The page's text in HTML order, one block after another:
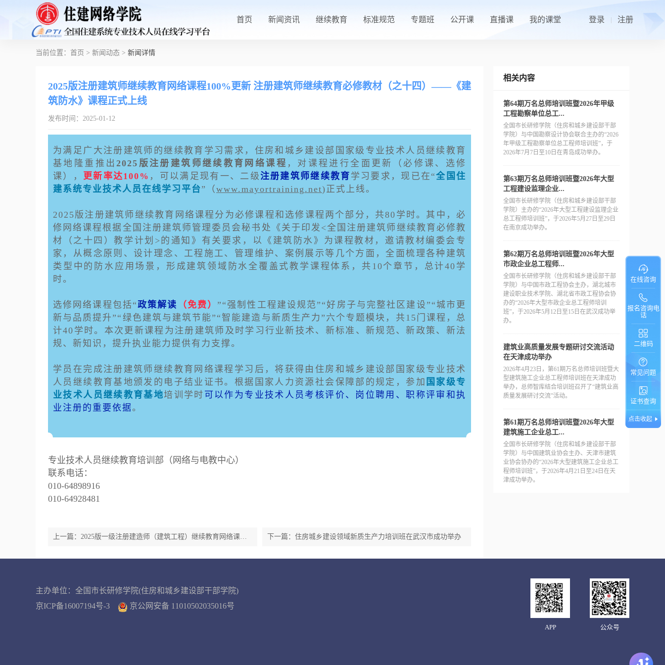
登录 注册
首页 新闻资讯 继续教育 标准规范 专题班 公开课 直播课 我的课堂
当前位置： 首页 > 新闻动态 > 新闻详情
2025版注册建筑师继续教育网络课程100%更新 注册建筑师继续教育必修教材（之十四）——《建
筑防水》课程正式上线
发布时间： 2025-01-12
为满足广大注册建筑师的继续教育学习需求，住房和城乡建设部国家级专业技术人员继续教育
基地隆重推出2025版注册建筑师继续教育网络课程 ，对课程进行全面更新（必修课、选修
课）， 更新率达100% ，可以满足现有一、二级注册建筑师继续教育 学习要求，现已在“全国住
建系统专业技术人员在线学习平台”（ www.mayortraining.net)正式上线。
2025版注册建筑师继续教育网络课程分为必修课程和选修课程两个部分，共80学时。其中，必
修网络课程根据全国注册建筑师管理委员会秘书处《关于印发<全国注册建筑师继续教育必修教
材（之十四）教学计划>的通知》有关要求，以《建筑防水》为课程教材，邀请教材编委会专
家，从概念原则、设计理念、工程施工、管理维护、案例展示等几个方面，全面梳理各种建筑
类型中的防水应用场景，形成建筑领域防水全覆盖式教学课程体系，共10个章节，总计40学
时。
选修网络课程包括“政策解读 （免费） ”“强制性工程建设规范”“好房子与完整社区建设”“城市更
新与品质提升”“绿色建筑与建筑节能”“智能建造与新质生产力”六个专题模块，共15门课程，总
计40学时。本次更新课程为注册建筑师及时学习行业新技术、新标准、新规范、新政策、新法
规、新知识，提升执业能力提供有力支撑。
学员在完成注册建筑师继续教育网络课程学习后，将获得由住房和城乡建设部国家级专业技术
人员继续教育基地颁发的电子结业证书。根据国家人力资源社会保障部的规定，参加 国家级专
业技术人员继续教育基地培训学时 可以作为专业技术人员考核评价、岗位聘用、职称评审和执
业注册的重要依据。
专业技术人员继续教育培训部（网络与电教中心）
联系电话：
010-64898916
010-64928481
上一篇：2025版一级注册建造师（建筑工程）继续教育网络课 下一篇：住房城乡建设领域新质生产力培训班在武汉市成功举办
相关内容
第64期万名总师培训班暨2026年甲级
工程勘察单位总工...
全国市长研修学院（住房和城乡建设部干部
学院）与中国勘察设计协会联合主办的“2026
年甲级工程勘察单位总工程师培训班”，于
2026年7月7日至10日在青岛成功举办。
第63期万名总师培训班暨2026年大型
工程建设监理企业...
全国市长研修学院（住房和城乡建设部干部
学院）主办的“2026年大型工程建设监理企业
总工程师培训班”，于2026年5月27日至29日
在南京成功举办。
第62期万名总师培训班暨2026年大型
市政企业总工程师...
全国市长研修学院（住房和城乡建设部干部
学院）与中国市政工程协会主办，湖北城市
建设职业技术学院、湖北省市政工程协会协
办的“2026年大型市政企业总工程师培训
班”，于2026年5月12日至15日在武汉成功举
办。
建筑业高质量发展专题研讨交流活动
在天津成功举办
2026年4月23日，第61期万名总师培训班暨大
型建筑施工企业总工程师培训班在天津成功
举办，总师智库结合培训班召开了“建筑业高
质量发展研讨交流”活动。
第61期万名总师培训班暨2026年大型
建筑施工企业总工...
全国市长研修学院（住房和城乡建设部干部
学院）与中国建筑业协会主办、天津市建筑
业协会协办的“2026年大型建筑施工企业总工
程师培训班”，于2026年4月21日至24日在天
津成功举办。
主办单位：全国市长研修学院(住房和城乡建设部干部学院)
京ICP备16007194号-3
京公网安备 11010502035016号
APP 公众号
在线咨询
报名咨询电
话
二维码
常见问题
证书查询
点击收起